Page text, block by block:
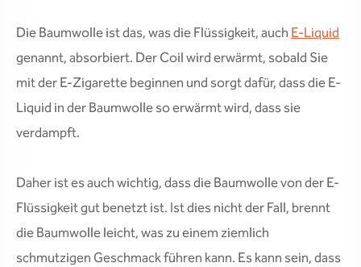
Die Baumwolle ist das, was die Flüssigkeit, auchE-Liquid
genannt, absorbiert. Der Coil wird erwärmt, sobald Sie
mit der E-Zigarette beginnen und sorgt dafür, dass die E-
Liquid in der Baumwolle so erwärmt wird, dass sie
verdampft.
Daher ist es auch wichtig, dass die Baumwolle von der E-
Flüssigkeit gut benetzt ist. Ist dies nicht der Fall, brennt
die Baumwolle leicht, was zu einem ziemlich
schmutzigen Geschmack führen kann. Es kann sein, dass